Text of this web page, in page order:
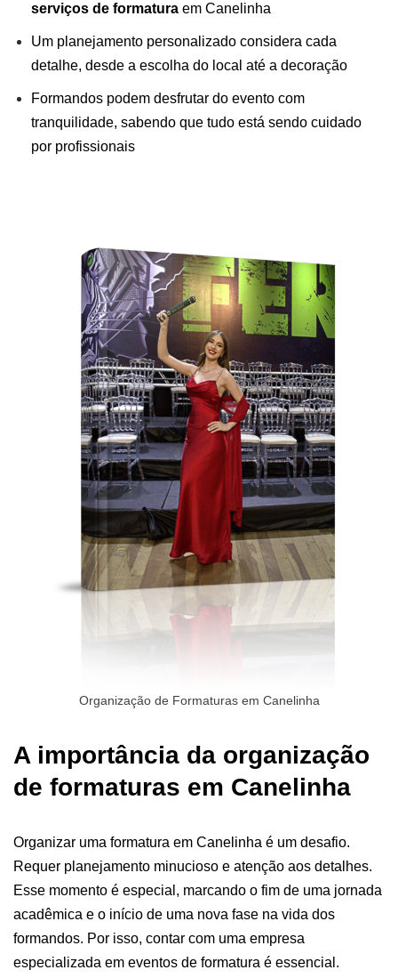
serviços de formatura em Canelinha
Um planejamento personalizado considera cada
detalhe, desde a escolha do local até a decoração
Formandos podem desfrutar do evento com
tranquilidade, sabendo que tudo está sendo cuidado
por profissionais
Organização de Formaturas em Canelinha
A importância da organização
de formaturas em Canelinha
Organizar uma formatura em Canelinha é um desafio.
Requer planejamento minucioso e atenção aos detalhes.
Esse momento é especial, marcando o fim de uma jornada
acadêmica e o início de uma nova fase na vida dos
formandos. Por isso, contar com uma empresa
especializada em eventos de formatura é essencial.